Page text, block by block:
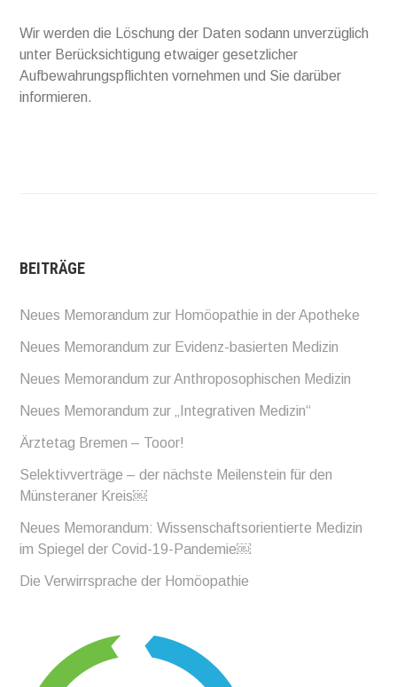
Wir werden die Löschung der Daten sodann unverzüglich
unter Berücksichtigung etwaiger gesetzlicher
Aufbewahrungspflichten vornehmen und Sie darüber
informieren.
BEITRÄGE
Neues Memorandum zur Homöopathie in der Apotheke
Neues Memorandum zur Evidenz-basierten Medizin
Neues Memorandum zur Anthroposophischen Medizin
Neues Memorandum zur „Integrativen Medizin“
Ärztetag Bremen – Tooor!
Selektivverträge – der nächste Meilenstein für den
Münsteraner Kreis￼
Neues Memorandum: Wissenschaftsorientierte Medizin
im Spiegel der Covid-19-Pandemie￼
Die Verwirrsprache der Homöopathie